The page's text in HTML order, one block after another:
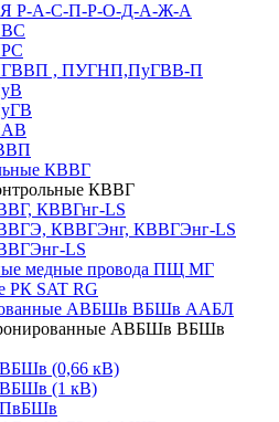
Р-А-С-П-Р-О-Д-А-Ж-А
, ПУГНП,ПуГВВ-П
КВВГ
КВВГ
КВВГнг-LS
КВВГЭнг, КВВГЭнг-LS
LS
медные провода ПЩ МГ
РК SAT RG
АВБШв ВБШв ААБЛ
АВБШв ВБШв
(0,66 кВ)
(1 кВ)